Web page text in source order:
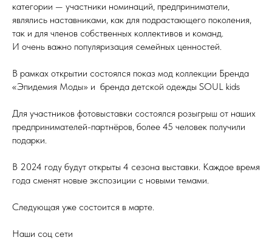
категории — участники номинаций, предприниматели,
являлись наставниками, как для подрастающего поколения,
так и для членов собственных коллективов и команд.
И очень важно популяризация семейных ценностей.
В рамках открытии состоялся показ мод коллекции Бренда
«Эпидемия Моды» и бренда детской одежды SOUL kids
Для участников фотовыставки состоялся розыгрыш от наших
предпринимателей-партнёров, более 45 человек получили
подарки.
В 2024 году будут открыты 4 сезона выставки. Каждое время
года сменят новые экспозиции с новыми темами.
Следующая уже состоится в марте.
Наши соц сети